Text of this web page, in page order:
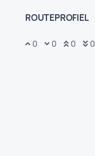
ROUTEPROFIEL
0 0 0 0